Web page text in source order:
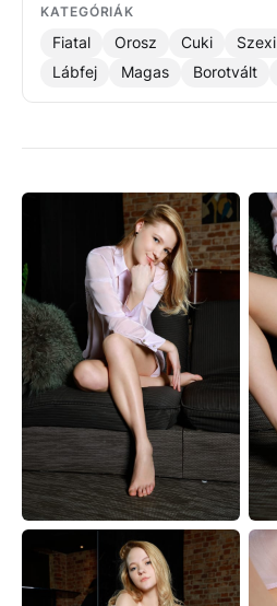
KATEGÓRIÁK
Fiatal Orosz Cuki Szexi
Lábfej
Magas Borotvált